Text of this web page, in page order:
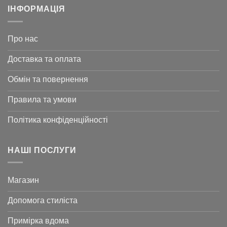
ІНФОРМАЦІЯ
Про нас
Доставка та оплата
Обмін та повернення
Правила та умови
Політика конфіденційності
НАШІ ПОСЛУГИ
Магазин
Допомога стиліста
Примірка вдома